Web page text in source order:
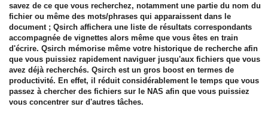
savez de ce que vous recherchez, notamment une partie du nom du
fichier ou même des mots/phrases qui apparaissent dans le
document ; Qsirch affichera une liste de résultats correspondants
accompagnée de vignettes alors même que vous êtes en train
d'écrire. Qsirch mémorise même votre historique de recherche afin
que vous puissiez rapidement naviguer jusqu'aux fichiers que vous
avez déjà recherchés. Qsirch est un gros boost en termes de
productivité. En effet, il réduit considérablement le temps que vous
passez à chercher des fichiers sur le NAS afin que vous puissiez
vous concentrer sur d'autres tâches.